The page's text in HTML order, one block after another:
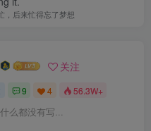
，后来忙得忘了梦想
关注
9 4 56.3W+
么都没有写...